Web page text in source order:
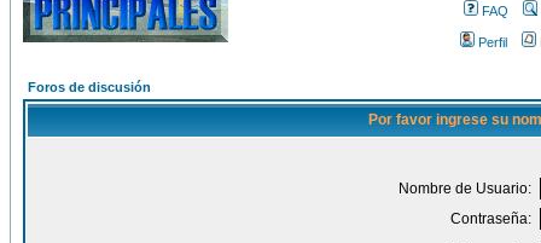
FAQ
Perfil
Foros de discusión
Por favor ingrese su
Nombre de Usuario:
Contraseña: